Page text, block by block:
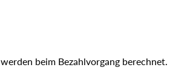
werden beim Bezahlvorgang berechnet.